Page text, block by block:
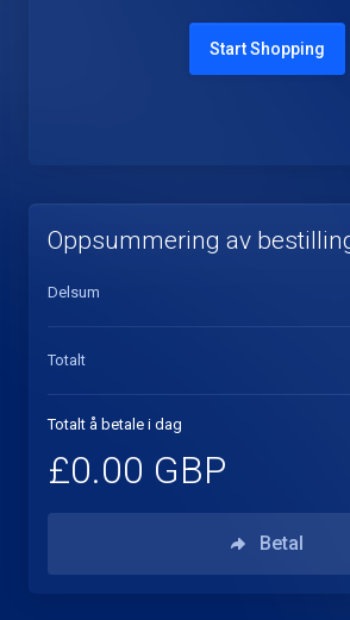
Start Shopping
Oppsummering av
Delsum
Totalt
Totalt å betale i dag
£0.00 GBP
Betal